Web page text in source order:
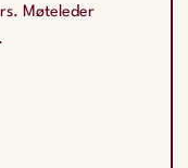
Møteleder